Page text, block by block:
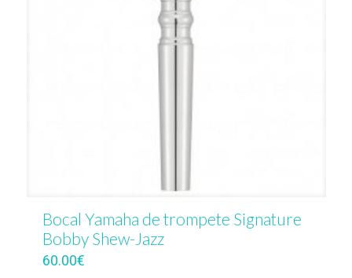
Bocal Yamaha de trompete Signature
Bobby Shew-Jazz
60.00€